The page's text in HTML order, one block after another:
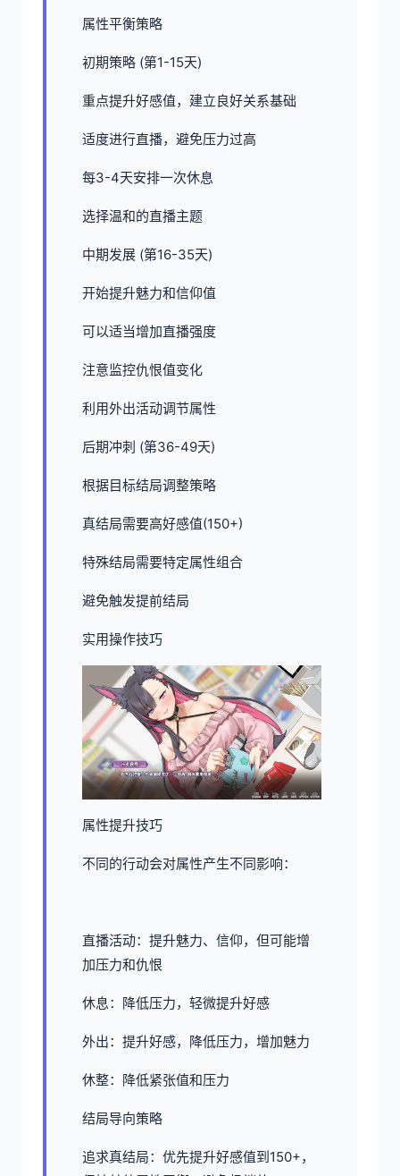
属性平衡策略
初期策略 (第1-15天)
重点提升好感值，建立良好关系基础
适度进行直播，避免压力过高
每3-4天安排一次休息
选择温和的直播主题
中期发展 (第16-35天)
开始提升魅力和信仰值
可以适当增加直播强度
注意监控仇恨值变化
利用外出活动调节属性
后期冲刺 (第36-49天)
根据目标结局调整策略
真结局需要高好感值(150+)
特殊结局需要特定属性组合
避免触发提前结局
实用操作技巧
属性提升技巧
不同的行动会对属性产生不同影响：
直播活动：提升魅力、信仰，但可能增
加压力和仇恨
休息：降低压力，轻微提升好感
外出：提升好感，降低压力，增加魅力
休整：降低紧张值和压力
结局导向策略
追求真结局：优先提升好感值到150+，